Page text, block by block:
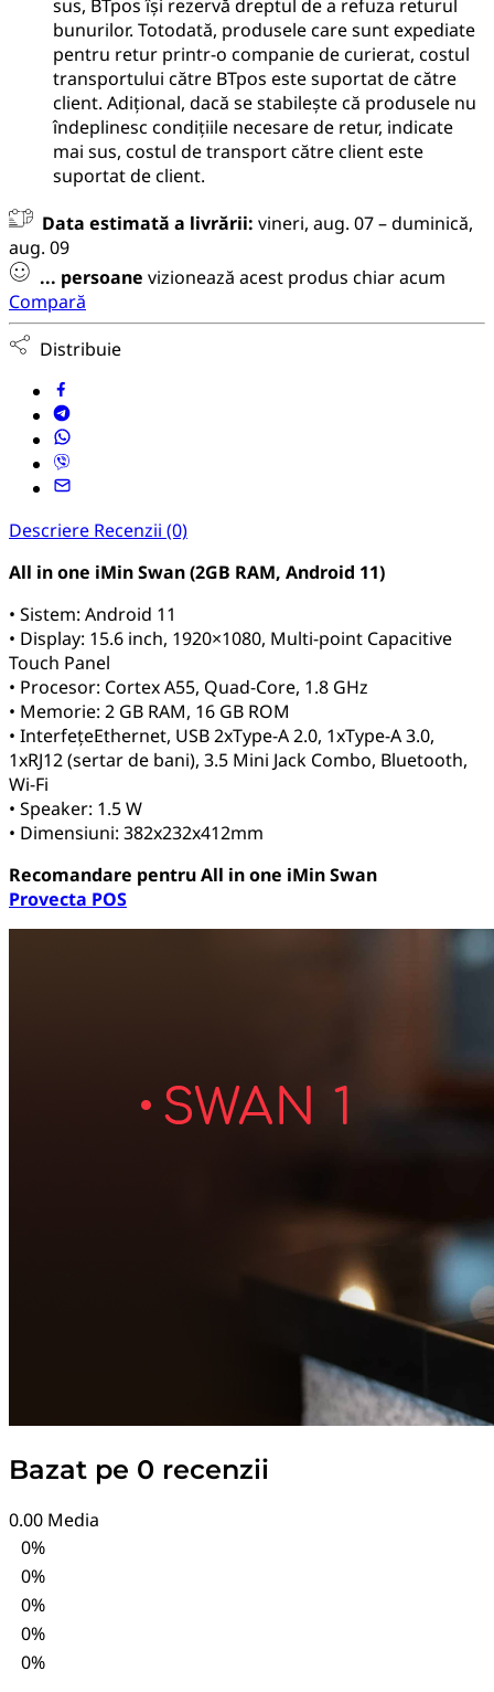
sus, BTpos își rezervă dreptul de a refuza returul
bunurilor. Totodată, produsele care sunt expediate
pentru retur printr-o companie de curierat, costul
transportului către BTpos este suportat de către
client. Adițional, dacă se stabilește că produsele nu
îndeplinesc condițiile necesare de retur, indicate
mai sus, costul de transport către client este
suportat de client.
Data estimată a livrării: vineri, aug. 07 – duminică,
aug. 09
... persoane vizionează acest produs chiar acum
Compară
Distribuie
Descriere Recenzii (0)
All in one iMinSwan(2GB RAM, Android 11)
• Sistem: Android 11
• Display: 15.6 inch, 1920×1080, Multi-point Capacitive
Touch Panel
• Procesor: Cortex A55, Quad-Core, 1.8 GHz
• Memorie: 2 GB RAM, 16 GB ROM
• InterfețeEthernet, USB 2xType-A 2.0, 1xType-A 3.0,
1xRJ12 (sertar de bani), 3.5 Mini Jack Combo, Bluetooth,
Wi-Fi
• Speaker: 1.5 W
• Dimensiuni: 382x232x412mm
Recomandare pentruAll in one iMinSwan
Provecta POS
Bazat pe 0 recenzii
0.00 Media
0%
0%
0%
0%
0%